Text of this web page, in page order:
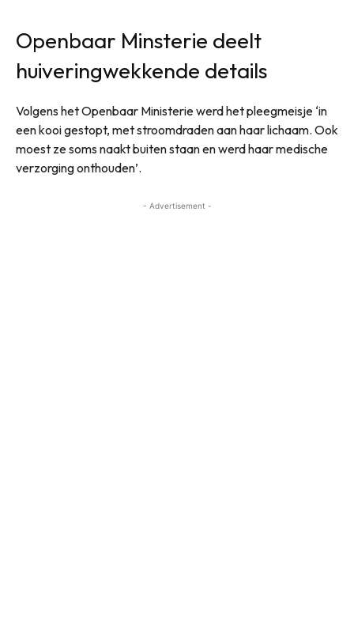
Openbaar Minsterie deelt
huiveringwekkende details
Volgens het Openbaar Ministerie werd het pleegmeisje ‘in
een kooi gestopt, met stroomdraden aan haar lichaam. Ook
moest ze soms naakt buiten staan en werd haar medische
verzorging onthouden’.
- Advertisement -